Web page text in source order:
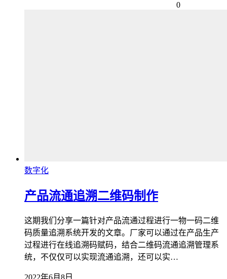
0
数字化
产品流通追溯二维码制作
这期我们分享一篇针对产品流通过程进行一物一码二维
码质量追溯系统开发的文章。厂家可以通过在产品生产
过程进行在线追溯码赋码，结合二维码流通追溯管理系
统，不仅仅可以实现流通追溯，还可以实…
2022年6月8日